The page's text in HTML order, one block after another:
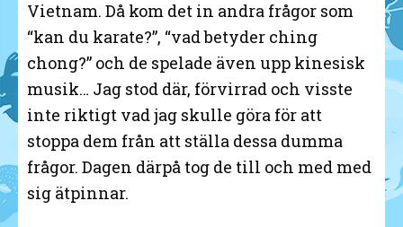
Vietnam. Då kom det in andra frågor som
“kan du karate?”, “vad betyder ching
chong?” och de spelade även upp kinesisk
musik… Jag stod där, förvirrad och visste
inte riktigt vad jag skulle göra för att
stoppa dem från att ställa dessa dumma
frågor. Dagen därpå tog de till och med med
sig ätpinnar.